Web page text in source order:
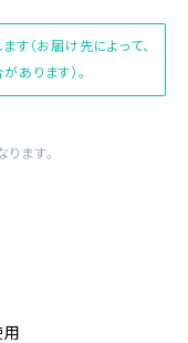
（お届け先によって、
あります）。
ます。
用